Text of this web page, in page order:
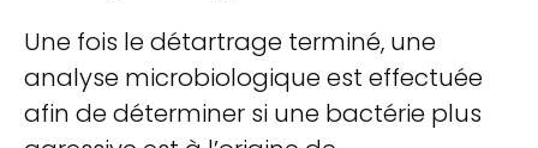
Une fois le détartrage terminé, une
analyse microbiologique est effectuée
afin de déterminer si une bactérie plus